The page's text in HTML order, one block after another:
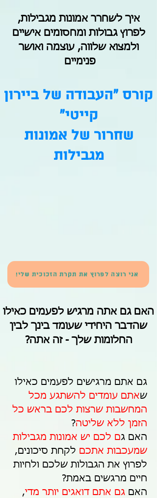
איך לשחרר אמונות מגבילות,
לפרוץ גבולות ומחסומים אישיים
ולמצוא שלווה, עוצמה ואושר
פנימיים
קורס "העבודה של ביירון
קייטי"
שחרור של אמונות
מגבילות
אני רוצה לפרוץ את תקרת הזכוכית שלי!
האם גם אתה מרגיש לפעמים כאילו
שהדבר היחידי שעומד בינך לבין
החלומות שלך - זה אתה?
גם אתם מרגישים לפעמים כאילו
שאתם עומדים להשתגע מכל
המחשבות שרצות לכם בראש כל
הזמן ללא שליטה?
האם גם לכם יש אמונות מגבילות
שמעכבות אתכם לקחת סיכונים,
לפרוץ את הגבולות שלכם ולחיות
חיים מרגשים באמת?
האם גם אתם דואגים יותר מדי,